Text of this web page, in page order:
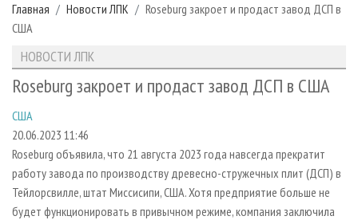
РУБРИКИ ЖУРНАЛА
ЛЕСОЗАГОТОВКА
ЛЕСОПИЛЕНИЕ
СУШКА ДРЕВЕСИНЫ
ПРОИЗВОДСТВО ДРЕВЕСНЫХ ПЛИТ
ДЕРЕВЯННОЕ ДОМОСТРОЕНИЕ
НОВОСТИ
НОВОСТИ ЛПК
НОВОСТИ ЖУРНАЛА
НОВОСТИ КОМПАНИЙ
ПРОЕКТЫ ЛПИ
АНАЛИТИКА
ПРЕДПРИЯТИЯ ЛПК
ЛЕСНЫЕ РЕГИОНЫ РОССИИ
ПЕРСОНЫ
МОБИЛЬНЫЕ ВЫСТАВКИ
ОФИЦИАЛЬНЫЕ ДЕЛЕГАЦИИ
АРХИВ
АРХИВ ЖУРНАЛОВ
СТАТЬИ
ПОДПИСКА
КОНТАКТЫ
РЕКЛАМОДАТЕЛЯМ
РЕКЛАМА
РЕКЛАМА НА САЙТЕ
Главная Новости ЛПК
Roseburg закроет и продаст завод ДСП в
США
НОВОСТИ ЛПК
Roseburg закроет и продаст завод ДСП в США
США
20.06.2023 11:46
Roseburg объявила, что 21 августа 2023 года навсегда прекратит
работу завода по производству древесно-стружечных плит (ДСП) в
Тейлорсвилле, штат Миссисипи, США. Хотя предприятие больше не
будет функционировать в привычном режиме, компания заключила